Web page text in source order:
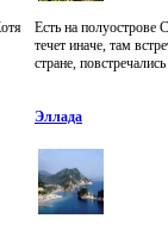
Есть на полуострове
течет иначе, там
стране,
Эллада